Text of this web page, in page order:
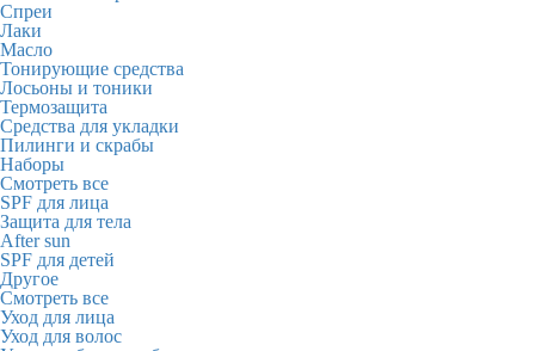
Спреи
Лаки
Масло
Тонирующие средства
Лосьоны и тоники
Термозащита
Средства для укладки
Пилинги и скрабы
Наборы
Смотреть все
SPF для лица
Защита для тела
After sun
SPF для детей
Другое
Смотреть все
Уход для лица
Уход для волос